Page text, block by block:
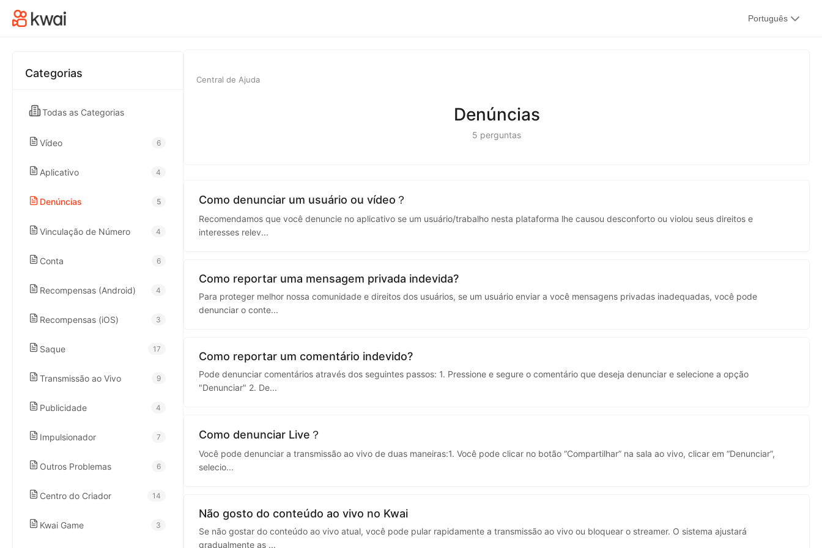
Português
Categorias
Todas as Categorias
Vídeo 6
Aplicativo 4
Denúncias 5
Vinculação de Número 4
Conta 6
Recompensas (Android) 4
Recompensas (iOS) 3
Saque 17
Transmissão ao Vivo 9
Publicidade 4
Impulsionador 7
Outros Problemas 6
Centro do Criador 14
Kwai Game 3
Central de Ajuda
Denúncias
5 perguntas
Como denunciar um usuário ou vídeo？
Recomendamos que você denuncie no aplicativo se um usuário/trabalho nesta plataforma lhe causou desconforto ou violou seus direitos e
interesses relev...
Como reportar uma mensagem privada indevida?
Para proteger melhor nossa comunidade e direitos dos usuários, se um usuário enviar a você mensagens privadas inadequadas, você pode
denunciar o conte...
Como reportar um comentário indevido?
Pode denunciar comentários através dos seguintes passos: 1. Pressione e segure o comentário que deseja denunciar e selecione a opção
"Denunciar" 2. De...
Como denunciar Live？
Você pode denunciar a transmissão ao vivo de duas maneiras:1. Você pode clicar no botão “Compartilhar” na sala ao vivo, clicar em “Denunciar”,
selecio...
Não gosto do conteúdo ao vivo no Kwai
Se não gostar do conteúdo ao vivo atual, você pode pular rapidamente a transmissão ao vivo ou bloquear o streamer. O sistema ajustará
gradualmente as ...
kwaikwaikwaikwaikwaikwaikwaikwaikwaikwai
kwaikwaikwaikwaikwaikwaikwaikwaikwaikwaikwaikwai
kwaikwaikwaikwaikwaikwaikwaikwai
kwaikwaikwaikwaikwaikwaikwaikwaikwaikwaikwaikwai
kwaikwaikwaikwaikwaikwaikwaikwai
kwaikwaikwaikwaikwaikwaikwaikwaikwaikwaikwaikwai
kwaikwaikwaikwaikwaikwaikwaikwai
kwaikwaikwaikwaikwaikwaikwaikwaikwaikwaikwaikwai
kwaikwaikwaikwaikwaikwaikwaikwai
kwaikwaikwaikwaikwaikwaikwaikwaikwaikwaikwaikwai
kwaikwaikwaikwaikwaikwaikwaikwai
kwaikwaikwaikwaikwaikwaikwaikwaikwaikwaikwaikwai
kwaikwaikwaikwaikwaikwaikwaikwai
kwaikwaikwaikwaikwaikwaikwaikwaikwaikwaikwaikwai